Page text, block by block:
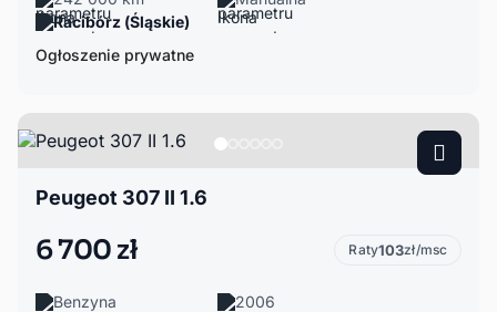
Racibórz (Śląskie)
Ogłoszenie prywatne
Peugeot 307 II 1.6
6 700 zł Raty103zł/msc
Benzyna
2006